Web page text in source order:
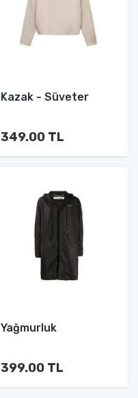
Kazak - Süveter
349.00 TL
Yağmurluk
399.00 TL